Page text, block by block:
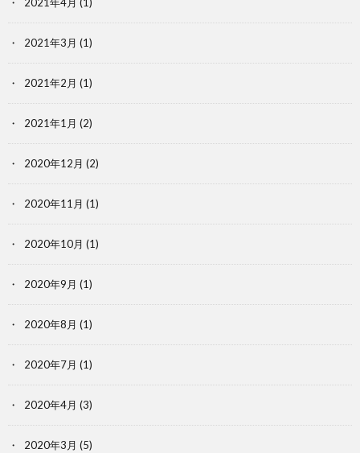
2021年4月 (1)
2021年3月 (1)
2021年2月 (1)
2021年1月 (2)
2020年12月 (2)
2020年11月 (1)
2020年10月 (1)
2020年9月 (1)
2020年8月 (1)
2020年7月 (1)
2020年4月 (3)
2020年3月 (5)